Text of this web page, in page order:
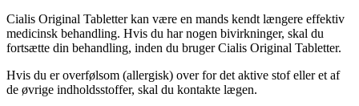
Cialis Original Tabletter kan være en mands kendt længere effektiv
medicinsk behandling. Hvis du har nogen bivirkninger, skal du
fortsætte din behandling, inden du bruger Cialis Original Tabletter.
Hvis du er overfølsom (allergisk) over for det aktive stof eller et af
de øvrige indholdsstoffer, skal du kontakte lægen.